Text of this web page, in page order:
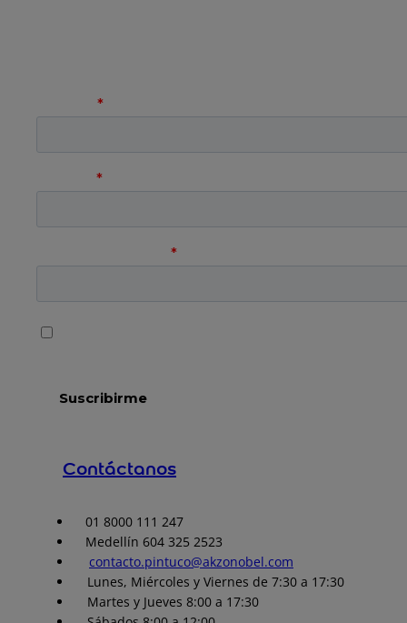
Contáctanos
01 8000 111 247
Medellín 604 325 2523
contacto.pintuco@akzonobel.com
Lunes, Miércoles y Viernes de 7:30 a 17:30
Martes y Jueves 8:00 a 17:30